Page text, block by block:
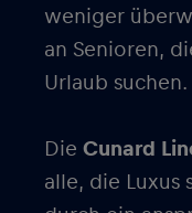
weniger
an Senioren,
Urlaub suchen.
Die Cunard
alle, die Luxus